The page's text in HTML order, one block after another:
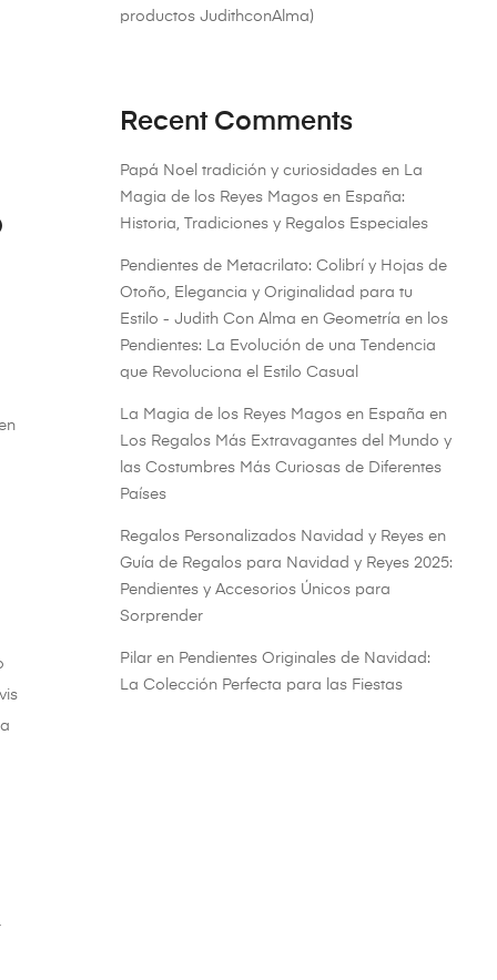
productos JudithconAlma)
Recent Comments
Papá Noel tradición y curiosidades en La
Magia de los Reyes Magos en España:
Historia, Tradiciones y Regalos Especiales
Pendientes de Metacrilato: Colibrí y Hojas de
Otoño, Elegancia y Originalidad para tu
Estilo - Judith Con Alma en Geometría en los
Pendientes: La Evolución de una Tendencia
que Revoluciona el Estilo Casual
La Magia de los Reyes Magos en España en
Los Regalos Más Extravagantes del Mundo y
las Costumbres Más Curiosas de Diferentes
Países
Regalos Personalizados Navidad y Reyes en
Guía de Regalos para Navidad y Reyes 2025:
Pendientes y Accesorios Únicos para
Sorprender
Pilar en Pendientes Originales de Navidad:
La Colección Perfecta para las Fiestas